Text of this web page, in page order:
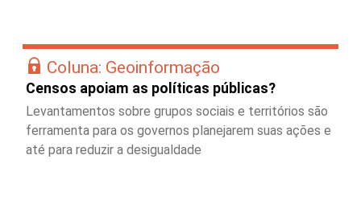
Coluna: Geoinformação
Censos apoiam as políticas públicas?
Levantamentos sobre grupos sociais e territórios são
ferramenta para os governos planejarem suas ações e
até para reduzir a desigualdade